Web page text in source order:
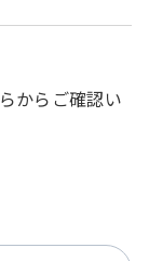
からご確認い